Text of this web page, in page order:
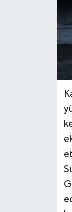
SİYASET
SOSYAL